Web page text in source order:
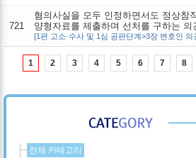
721
혐의사실을 모두 인정하면서도 정상참
양형자료를 제출하며 선처를 구하는 의
[1편 고소·수사 및 1심 공판단계>3장 변호인 의
1 2 3 4 5 6 7 8
전체 카테고리